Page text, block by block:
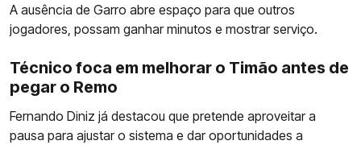
A ausência de Garro abre espaço para que outros
jogadores, possam ganhar minutos e mostrar serviço.
Técnico foca em melhorar o Timão antes de
pegar o Remo
Fernando Diniz já destacou que pretende aproveitar a
pausa para ajustar o sistema e dar oportunidades a